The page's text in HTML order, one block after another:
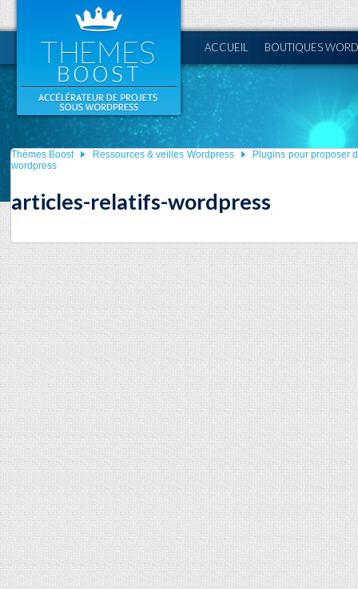
ACCUEIL BOUTIQUES
Thèmes Boost Ressources & veilles Wordpress
Plugins pour proposer
wordpress
articles-relatifs-wordpress